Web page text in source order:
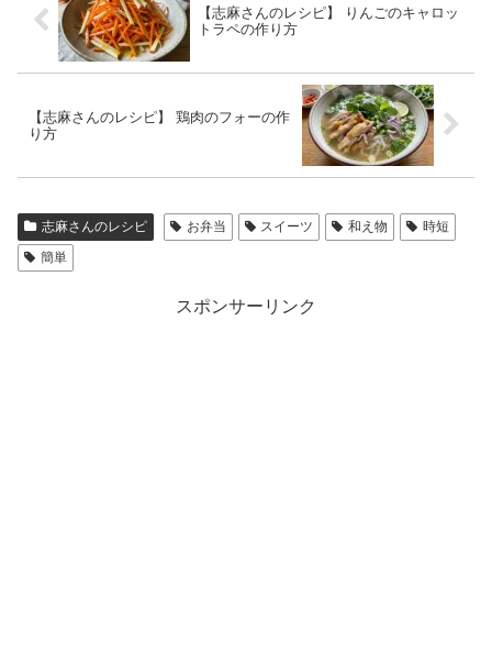
【志麻さんのレシピ】 りんごのキャロッ
トラペの作り方
【志麻さんのレシピ】 鶏肉のフォーの作
り方
志麻さんのレシピ お弁当 スイーツ 和え物
時短
簡単
スポンサーリンク